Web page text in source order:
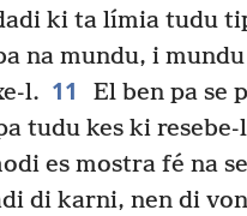
ki ta límia tudu
na mundu, i
l. 11
El ben pa se
tudu kes ki
es mostra fé na
di karni, nen di